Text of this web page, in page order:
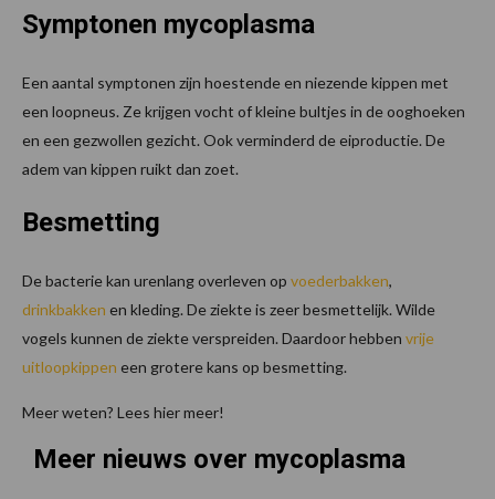
Symptonen mycoplasma
Een aantal symptonen zijn hoestende en niezende kippen met
een loopneus. Ze krijgen vocht of kleine bultjes in de ooghoeken
en een gezwollen gezicht. Ook verminderd de eiproductie. De
adem van kippen ruikt dan zoet.
Besmetting
De bacterie kan urenlang overleven op voederbakken,
drinkbakken en kleding. De ziekte is zeer besmettelijk. Wilde
vogels kunnen de ziekte verspreiden. Daardoor hebben vrije
uitloopkippen een grotere kans op besmetting.
Meer weten? Lees hier meer!
Meer nieuws over mycoplasma